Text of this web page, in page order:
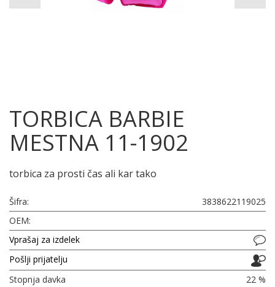
TORBICA BARBIE
MESTNA 11-1902
torbica za prosti čas ali kar tako
Šifra:
3838622119025
OEM:
Vprašaj za izdelek
Pošlji prijatelju
Stopnja davka
22 %